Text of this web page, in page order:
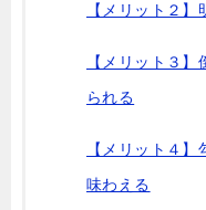
【メリット２
【メリット３
られる
【メリット４
味わえる